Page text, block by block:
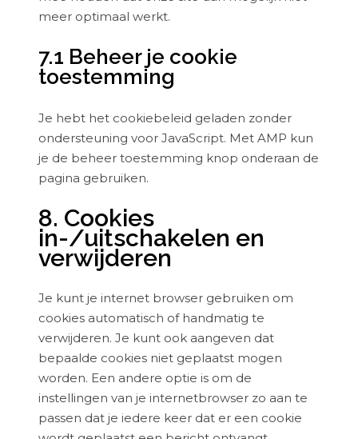
meer optimaal werkt.
7.1 Beheer je cookie
toestemming
Je hebt het cookiebeleid geladen zonder
ondersteuning voor JavaScript. Met AMP kun
je de beheer toestemming knop onderaan de
pagina gebruiken.
8. Cookies
in-/uitschakelen en
verwijderen
Je kunt je internet browser gebruiken om
cookies automatisch of handmatig te
verwijderen. Je kunt ook aangeven dat
bepaalde cookies niet geplaatst mogen
worden. Een andere optie is om de
instellingen van je internetbrowser zo aan te
passen dat je iedere keer dat er een cookie